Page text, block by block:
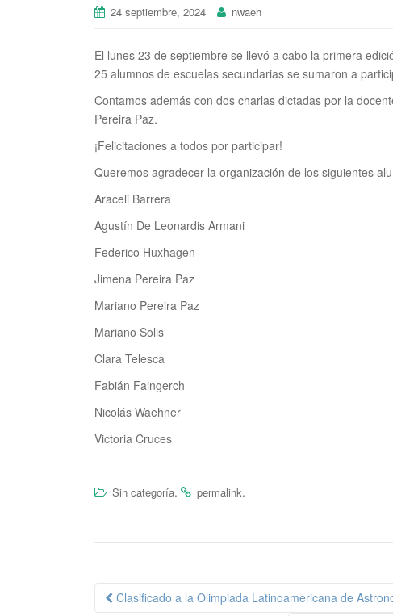
24 septiembre, 2024 nwaeh
El lunes 23 de septiembre se llevó a cabo la primera
25 alumnos de escuelas secundarias se sumaron a
Contamos además con dos charlas dictadas por la
Pereira Paz.
¡Felicitaciones a todos por participar!
Queremos agradecer la organización de los siguientes
Araceli Barrera
Agustín De Leonardis Armani
Federico Huxhagen
Jimena Pereira Paz
Mariano Pereira Paz
Mariano Solis
Clara Telesca
Fabián Faingerch
Nicolás Waehner
Victoria Cruces
Sin categoría. permalink.
Clasificado a la Olimpiada Latinoamericana de